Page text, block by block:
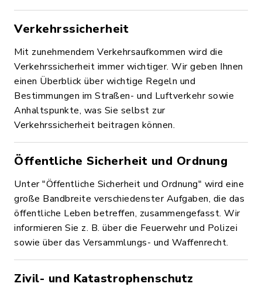
Verkehrssicherheit
Mit zunehmendem Verkehrsaufkommen wird die
Verkehrssicherheit immer wichtiger. Wir geben Ihnen
einen Überblick über wichtige Regeln und
Bestimmungen im Straßen- und Luftverkehr sowie
Anhaltspunkte, was Sie selbst zur
Verkehrssicherheit beitragen können.
Öffentliche Sicherheit und Ordnung
Unter "Öffentliche Sicherheit und Ordnung" wird eine
große Bandbreite verschiedenster Aufgaben, die das
öffentliche Leben betreffen, zusammengefasst. Wir
informieren Sie z. B. über die Feuerwehr und Polizei
sowie über das Versammlungs- und Waffenrecht.
Zivil- und Katastrophenschutz